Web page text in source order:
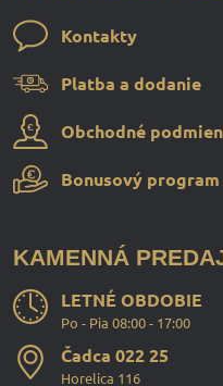
Kontakty
Platba a dodanie
Obchodné
Bonusový
KAMENNÁ
LETNÉ OBDOBIE
Po - Pia 08:00 - 17:00
Čadca 022 25
Horelica 116